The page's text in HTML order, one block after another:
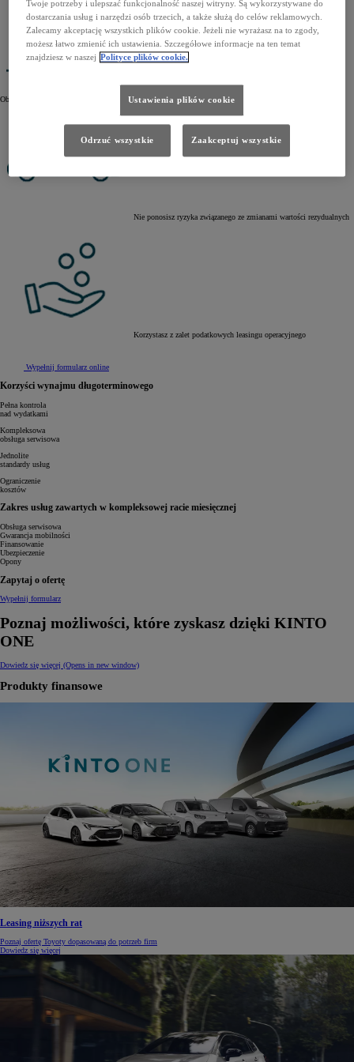
Obsługi Toyoty
Nie ponosisz ryzyka związanego ze zmianami wartości rezydualnych
Korzystasz z zalet podatkowych leasingu operacyjnego
Wypełnij formularz online
Korzyści wynajmu długoterminowego
Pełna kontrola
nad wydatkami
Kompleksowa
obsługa serwisowa
Jednolite
standardy usług
Ograniczenie
kosztów
Zakres usług zawartych w kompleksowej racie miesięcznej
Obsługa serwisowa
Gwarancja mobilności
Finansowanie
Ubezpieczenie
Opony
Zapytaj o ofertę
Wypełnij formularz
Poznaj możliwości, które zyskasz dzięki KINTO
ONE
Dowiedz się więcej (Opens in new window)
Produkty finansowe
Leasing niższych rat
Poznaj ofertę Toyoty dopasowaną do potrzeb firm
Dowiedz się więcej
Twoje potrzeby i ulepszać funkcjonalność naszej witryny. Są wykorzystywane do
dostarczania usług i narzędzi osób trzecich, a także służą do celów reklamowych.
Zalecamy akceptację wszystkich plików cookie. Jeżeli nie wyrażasz na to zgody,
możesz łatwo zmienić ich ustawienia. Szczegółowe informacje na ten temat
znajdziesz w naszej Polityce plików cookie.
Ustawienia plików cookie
Odrzuć wszystkie Zaakceptuj wszystkie